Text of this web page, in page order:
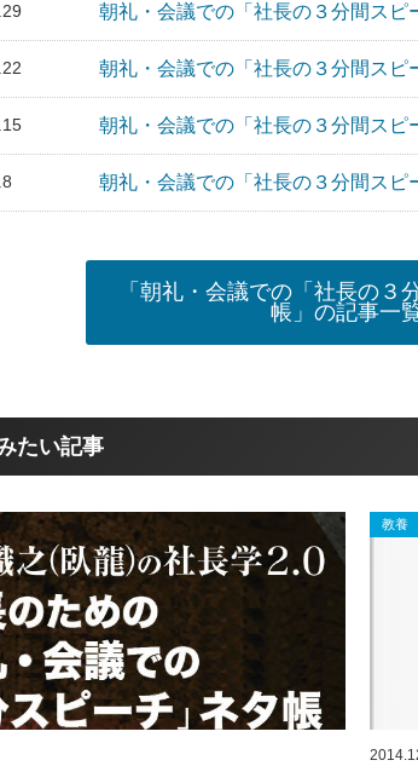
朝礼・会議での「社長の３分間スピ
朝礼・会議での「社長の３分間スピ
朝礼・会議での「社長の３分間スピ
朝礼・会議での「社長の３分間スピ
「朝礼・会議での「社長の３
帳」の記事一
たい記事
教養